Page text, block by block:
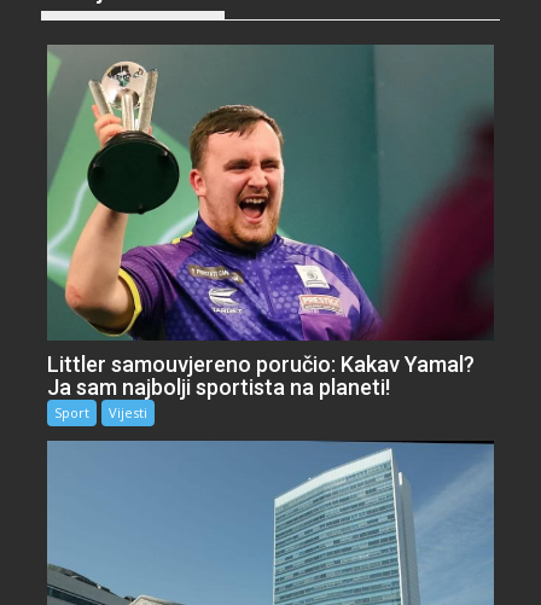
Littler samouvjereno poručio: Kakav Yamal?
Ja sam najbolji sportista na planeti!
Sport Vijesti